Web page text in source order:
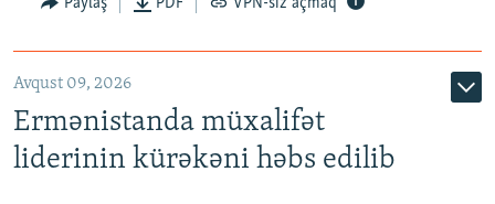
Paylaş PDF VPN-siz açmaq
Avqust 09, 2026
Ermənistanda müxalifət
liderinin kürəkəni həbs edilib